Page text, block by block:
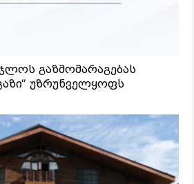
გაზმომარაგებას
უზრუნველყოფს